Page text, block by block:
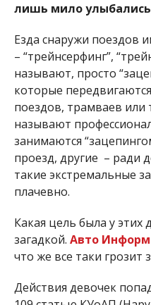
лишь мило
Езда снаружи поездов
– “трейнсерфинг”,
называют, просто
которые
поездов, трамваев или
называют
занимаются
проезд, другие – ради
такие экстремальные
плачевно.
Какая цель была у этих
загадкой. Авто
что же все таки грозит
Действия девочек